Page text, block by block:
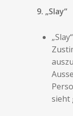
9. „Slay“
sieht